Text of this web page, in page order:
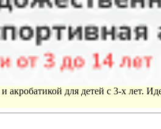
акробатикой для детей с 3-х лет.